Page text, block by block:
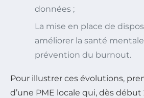
données ;
La mise en place de
améliorer la santé
prévention du burnout.
Pour illustrer ces évolutions,
d’une PME locale qui, dès début